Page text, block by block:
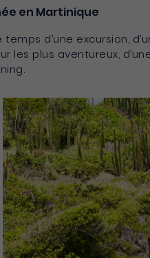
en Martinique
d’une excursion,
les plus aventureux,